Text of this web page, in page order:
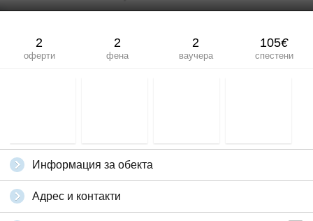
2
оферти
2
фена
2
ваучера
105€
спестени
Информация за обекта
Адрес и контакти